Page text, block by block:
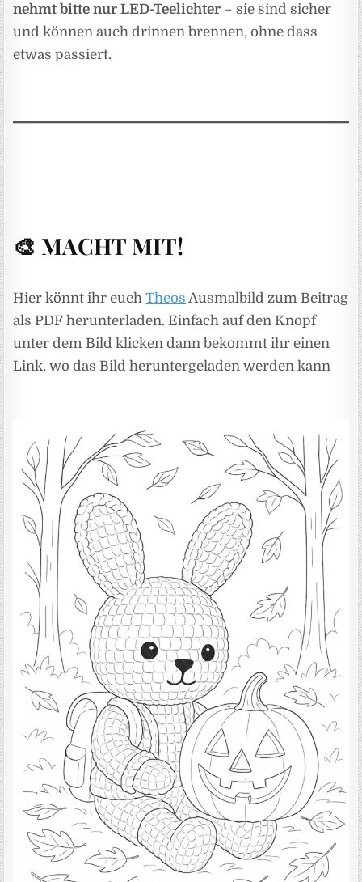
nehmt bitte nur LED-Teelichter – sie sind sicher
und können auch drinnen brennen, ohne dass
etwas passiert.
🎨 MACHT MIT!
Hier könnt ihr euchTheos Ausmalbild zum Beitrag
als PDF herunterladen. Einfach auf den Knopf
unter dem Bild klicken dann bekommt ihr einen
Link, wo das Bild heruntergeladen werden kann